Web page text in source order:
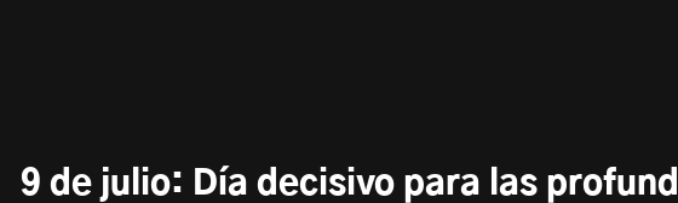
9 de julio: Día decisivo para las